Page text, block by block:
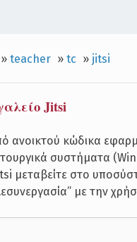
» teacher » tc » jitsi
Jitsi
ανοικτού κώδικα
συστήματα
μεταβείτε στο
με την